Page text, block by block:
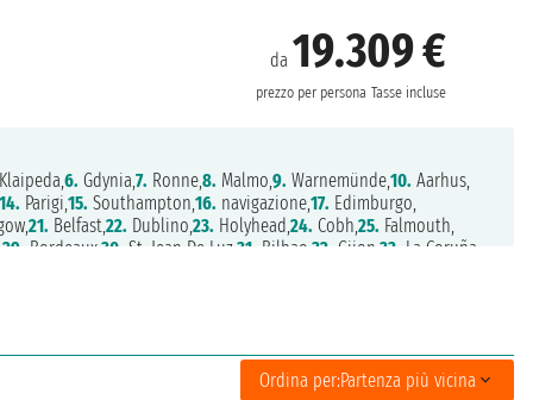
da 19.309 €
prezzo per persona Tasse incluse
Klaipeda,6. Gdynia,7. Ronne,8. Malmo,9. Warnemünde,10. Aarhus,
14. Parigi,15. Southampton,16. navigazione,17. Edimburgo,
21. Belfast,22. Dublino,23. Holyhead,24. Cobh,25. Falmouth,
29. Bordeaux,30. St. Jean De Luz,31. Bilbao,32. Gijon,33. La Coruña ,
Ordina per:Partenza più vicina